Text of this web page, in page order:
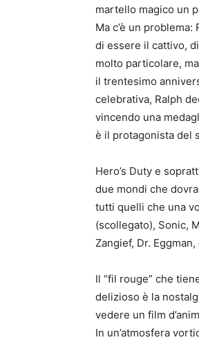
martello magico un
Ma c’è un
di essere il cattivo,
molto particolare,
il trentesimo
celebrativa, Ralph
vincendo una
è il protagonista del
Hero’s Duty e
due mondi che
tutti quelli che una
(scollegato), Sonic,
Zangief, Dr.
Il “fil rouge” che
delizioso è la
vedere un film
In un’atmosfera